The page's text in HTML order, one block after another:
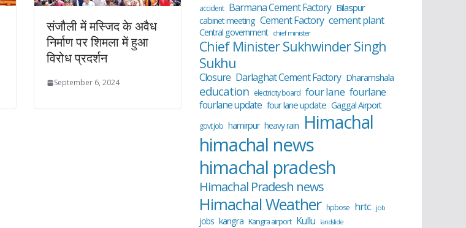
संजौली में मस्जिद के अवैध
निर्माण पर शिमला में हुआ
विरोध प्रदर्शन
September 6, 2024
accident Barmana Cement Factory Bilaspur
cabinet meeting Cement Factory cement plant
Central government chief minister
Chief Minister Sukhwinder Singh
Sukhu
Closure Darlaghat Cement Factory Dharamshala
education electricity board four lane fourlane
fourlane update four lane update Gaggal Airport
govt job hamirpur heavy rain Himachal
himachal news
himachal pradesh
Himachal Pradesh news
Himachal Weather hpbose hrtc job
jobs kangra Kangra airport Kullu landslide